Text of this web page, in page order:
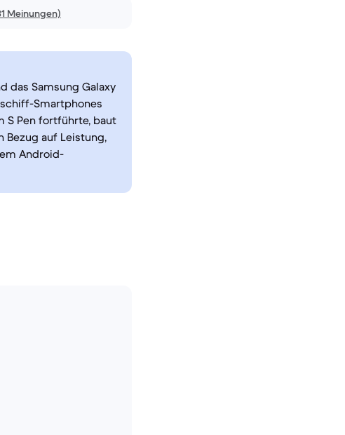
Meinungen)
das Samsung Galaxy
Smartphones
S Pen fortführte, baut
Bezug auf Leistung,
Android-